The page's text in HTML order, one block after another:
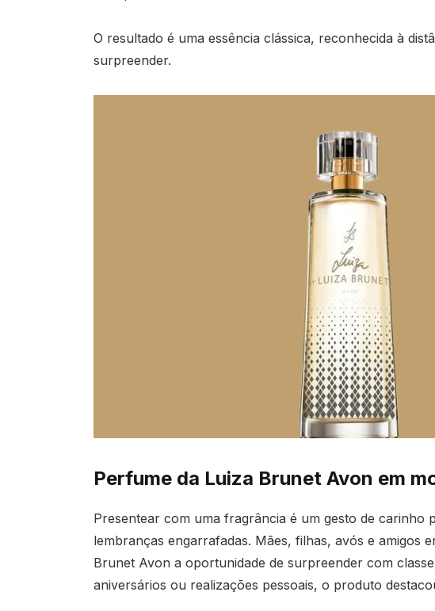
O resultado é uma essência clássica, reconhecida à
surpreender.
Perfume da Luiza Brunet Avon em
Presentear com uma fragrância é um gesto de carinho
lembranças engarrafadas. Mães, filhas, avós e amigos
Brunet Avon a oportunidade de surpreender com
aniversários ou realizações pessoais, o produto